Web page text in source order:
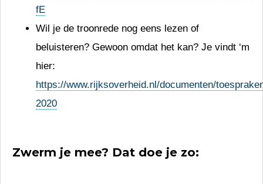
fE
Wil je de troonrede nog eens lezen of
beluisteren? Gewoon omdat het kan? Je vindt ‘m
hier:
https://www.rijksoverheid.nl/documenten/
2020
Zwerm je mee? Dat doe je zo: